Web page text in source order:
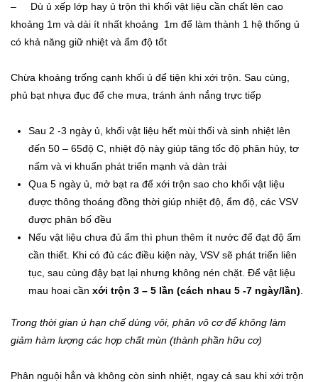
– Dù ủ xếp lớp hay ủ trộn thì khối vật liệu cần chất lên cao
khoảng 1m và dài ít nhất khoảng 1m để làm thành 1 hệ thống ủ
có khả năng giữ nhiệt và ẩm độ tốt
Chừa khoảng trống cạnh khối ủ để tiện khi xới trộn. Sau cùng,
phủ bạt nhựa đục để che mưa, tránh ánh nắng trực tiếp
Sau 2 -3 ngày ủ, khối vật liệu hết mùi thối và sinh nhiệt lên
đến 50 – 65độ C, nhiệt độ này giúp tăng tốc độ phân hủy, tơ
nấm và vi khuẩn phát triển mạnh và dàn trải
Qua 5 ngày ủ, mở bạt ra để xới trộn sao cho khối vật liệu
được thông thoáng đồng thời giúp nhiệt độ, ẩm độ, các VSV
được phân bố đều
Nếu vật liệu chưa đủ ẩm thì phun thêm ít nước để đạt độ ẩm
cần thiết. Khi có đủ các điều kiện này, VSV sẽ phát triển liên
tục, sau cùng đậy bạt lại nhưng không nén chặt. Để vật liệu
mau hoai cần xới trộn 3 – 5 lần (cách nhau 5 -7 ngày/lần)
Trong thời gian ủ hạn chế dùng vôi, phân vô cơ để không làm
giảm hàm lượng các hợp chất mùn (thành phần hữu cơ)
Phân nguội hẳn và không còn sinh nhiệt, ngay cả sau khi xới trộn